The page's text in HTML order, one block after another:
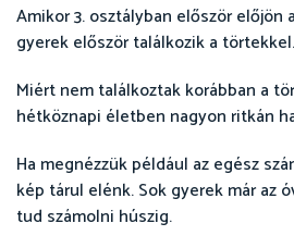
Amikor 3. osztályban először előjön
gyerek először találkozik a törtekkel.
Miért nem találkoztak korábban a
hétköznapi életben nagyon ritkán
Ha megnézzük például az egész
kép tárul elénk. Sok gyerek már az
tud számolni húszig.